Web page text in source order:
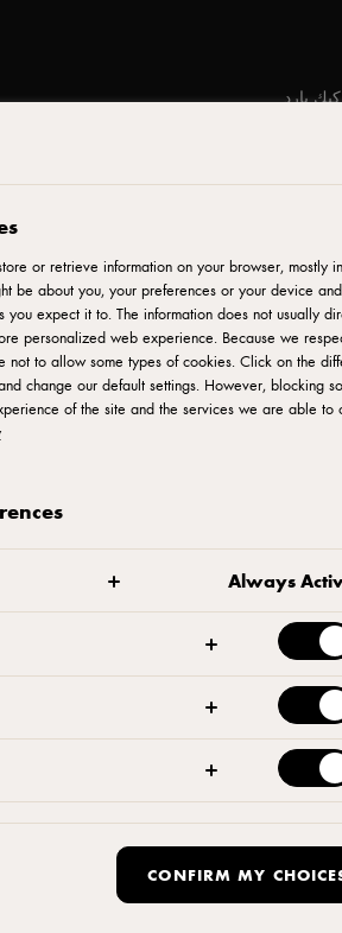
بارد
نطحن
وزع
نخبزها في فرن على حرارة ١٧٠
ضع مسحوق
السرعة .
باستخدام
or retrieve information on your browser, mostly
be about you, your preferences or your device
you expect it to. The information does not usually
personalized web experience. Because we
not to allow some types of cookies. Click on the
change our default settings. However, blocking
of the site and the services we are able to
Always
CONFIRM MY